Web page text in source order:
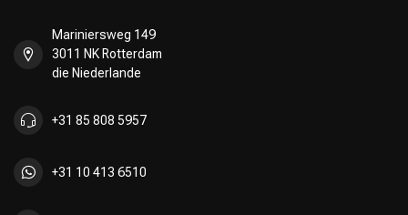
Mariniersweg 149
3011 NK Rotterdam
die Niederlande
+31 85 808 5957
+31 10 413 6510